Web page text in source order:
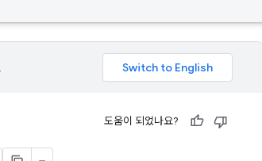
도움이 되었나요?